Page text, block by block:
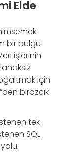
Elde
bir bulgu
işlerinin
için
birazcık
tek
SQL